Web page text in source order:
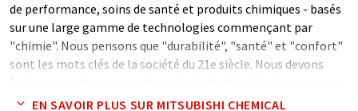
de performance, soins de santé et produits chimiques - basés
sur une large gamme de technologies commençant par
"chimie". Nous pensons que "durabilité", "santé" et "confort"
sont les mots clés de la société du 21e siècle. Nous devons
pouvoir de "chimie" qui peut aider à réduire les émissions de
EN SAVOIR PLUS SUR MITSUBISHI CHEMICAL